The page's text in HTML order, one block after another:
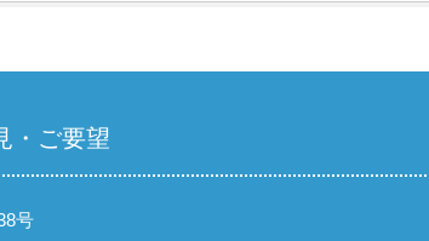
・ご要望
号